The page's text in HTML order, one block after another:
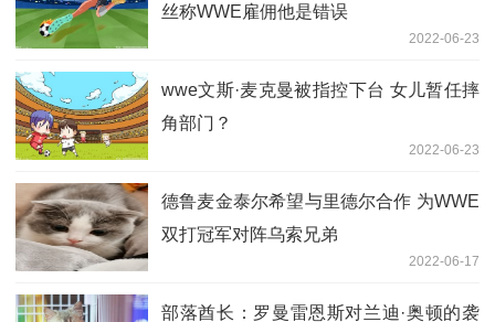
丝称WWE雇佣他是错误
2022-06-23
wwe文斯·麦克曼被指控下台 女儿暂任摔
角部门？
2022-06-23
德鲁麦金泰尔希望与里德尔合作 为WWE
双打冠军对阵乌索兄弟
2022-06-17
部落酋长：罗曼雷恩斯对兰迪·奥顿的袭